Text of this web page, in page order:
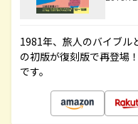
1981年、旅人のバイブル
の初版が復刻版で再登場
です。